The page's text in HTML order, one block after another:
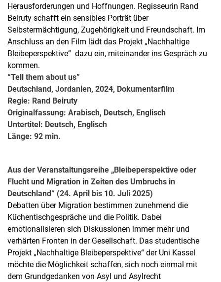
Herausforderungen und Hoffnungen. Regisseurin Rand
Beiruty schafft ein sensibles Porträt über
Selbstermächtigung, Zugehörigkeit und Freundschaft. Im
Anschluss an den Film lädt das Projekt „Nachhaltige
Bleibeperspektive“ dazu ein, miteinander ins Gespräch zu
kommen.
“Tell them about us”
Deutschland, Jordanien, 2024, Dokumentarfilm
Regie: Rand Beiruty
Originalfassung: Arabisch, Deutsch, Englisch
Untertitel: Deutsch, Englisch
Länge: 92 min.
Aus der Veranstaltungsreihe „Bleibeperspektive oder
Flucht und Migration in Zeiten des Umbruchs in
Deutschland“ (24. April bis 10. Juli 2025)
Debatten über Migration bestimmen zunehmend die
Küchentischgespräche und die Politik. Dabei
emotionalisieren sich Diskussionen immer mehr und
verhärten Fronten in der Gesellschaft. Das studentische
Projekt „Nachhaltige Bleibeperspektive“ der Uni Kassel
möchte die Möglichkeit schaffen, sich noch einmal mit
dem Grundgedanken von Asyl und Asylrecht